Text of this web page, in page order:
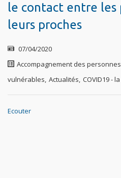
le contact entre les
leurs proches
07/04/2020
Accompagnement des
vulnérables, Actualités, COVID19 -
Ecouter